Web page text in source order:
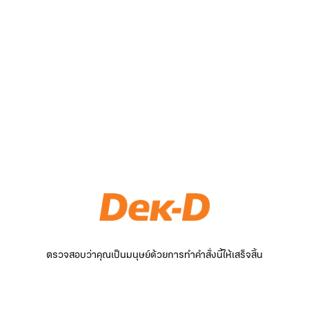
ตรวจสอบว่าคุณเป็นมนุษย์ด้วยการทำคำสั่งนี้ให้เสร็จสิ้น